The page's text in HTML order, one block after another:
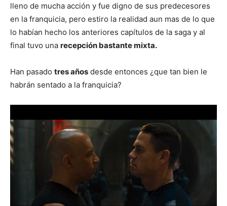
lleno de mucha acción y fue digno de sus predecesores
en la franquicia, pero estiro la realidad aun mas de lo que
lo habían hecho los anteriores capítulos de la saga y al
final tuvo una recepción bastante mixta.
Han pasado tres años desde entonces ¿que tan bien le
habrán sentado a la franquicia?